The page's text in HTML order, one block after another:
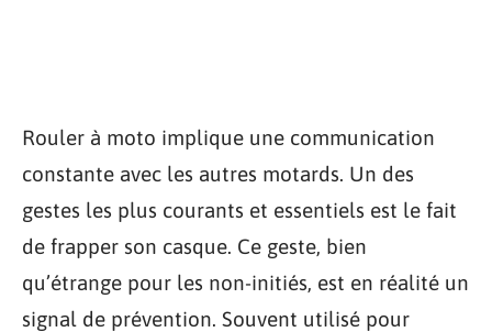
Rouler à moto implique une communication
constante avec les autres motards. Un des
gestes les plus courants et essentiels est le fait
de frapper son casque. Ce geste, bien
qu’étrange pour les non-initiés, est en réalité un
signal de prévention. Souvent utilisé pour